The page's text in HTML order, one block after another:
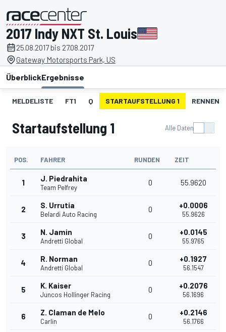
präsentiert von
2017 Indy NXT St. Louis
25.08.2017 bis 27.08.2017
Gateway Motorsports Park, US
ÜberblickErgebnisse
MELDELISTE FT1 Q STARTAUFSTELLUNG 1 RENNEN 1
Startaufstellung 1 Alle Daten
POS. FAHRER RUNDEN ZEIT
1 J. Piedrahita
Team Pelfrey
0 55.9620
2 S. Urrutia
Belardi Auto Racing
0 +0.0006
55.9626
3 N. Jamin
Andretti Global
0 +0.0145
55.9765
4 R. Norman
Andretti Global
0 +0.1927
56.1547
5 K. Kaiser
Juncos Hollinger Racing
0 +0.2076
56.1696
6 Z. Claman de Melo
Carlin
0 +0.2146
56.1766